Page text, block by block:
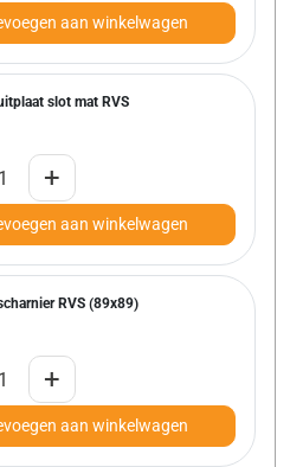
aan winkelwagen
slot mat RVS
+
aan winkelwagen
RVS (89x89)
+
aan winkelwagen